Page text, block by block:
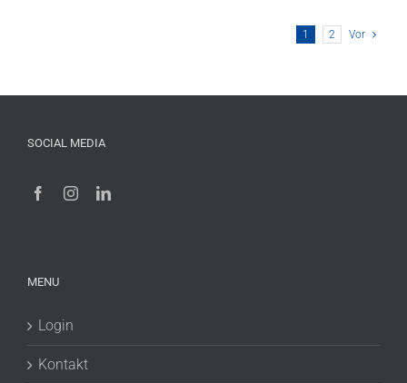
1 2 Vor
SOCIAL MEDIA
MENU
Login
Kontakt